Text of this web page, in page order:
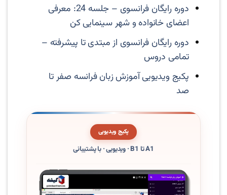
دوره رایگان فرانسوی – جلسه 24: معرفی
اعضای خانواده و شهر سینمایی کن
دوره رایگان فرانسوی از مبتدی تا پیشرفته –
تمامی دروس
پکیج ویدیویی آموزش زبان فرانسه صفر تا
صد
پکیج ویدیویی
A1 تا B1 · ویدیویی · با پشتیبانی